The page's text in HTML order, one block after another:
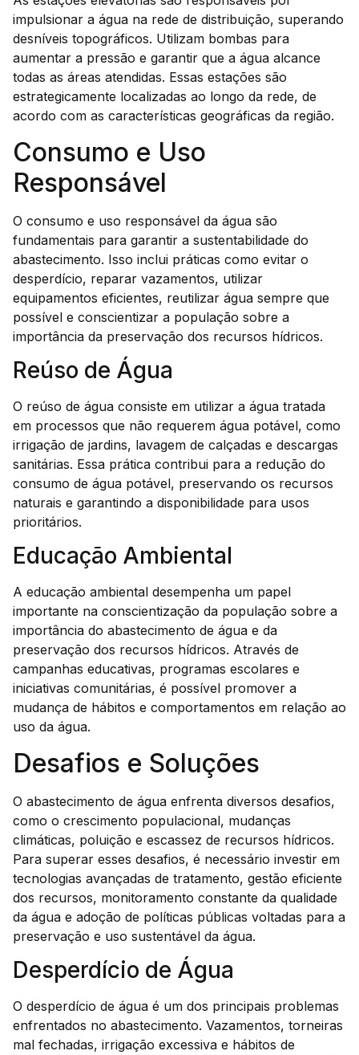
impulsionar a água na rede de distribuição, superando
desníveis topográficos. Utilizam bombas para
aumentar a pressão e garantir que a água alcance
todas as áreas atendidas. Essas estações são
estrategicamente localizadas ao longo da rede, de
acordo com as características geográficas da região.
Consumo e Uso
Responsável
O consumo e uso responsável da água são
fundamentais para garantir a sustentabilidade do
abastecimento. Isso inclui práticas como evitar o
desperdício, reparar vazamentos, utilizar
equipamentos eficientes, reutilizar água sempre que
possível e conscientizar a população sobre a
importância da preservação dos recursos hídricos.
Reúso de Água
O reúso de água consiste em utilizar a água tratada
em processos que não requerem água potável, como
irrigação de jardins, lavagem de calçadas e descargas
sanitárias. Essa prática contribui para a redução do
consumo de água potável, preservando os recursos
naturais e garantindo a disponibilidade para usos
prioritários.
Educação Ambiental
A educação ambiental desempenha um papel
importante na conscientização da população sobre a
importância do abastecimento de água e da
preservação dos recursos hídricos. Através de
campanhas educativas, programas escolares e
iniciativas comunitárias, é possível promover a
mudança de hábitos e comportamentos em relação ao
uso da água.
Desafios e Soluções
O abastecimento de água enfrenta diversos desafios,
como o crescimento populacional, mudanças
climáticas, poluição e escassez de recursos hídricos.
Para superar esses desafios, é necessário investir em
tecnologias avançadas de tratamento, gestão eficiente
dos recursos, monitoramento constante da qualidade
da água e adoção de políticas públicas voltadas para a
preservação e uso sustentável da água.
Desperdício de Água
O desperdício de água é um dos principais problemas
enfrentados no abastecimento. Vazamentos, torneiras
mal fechadas, irrigação excessiva e hábitos de